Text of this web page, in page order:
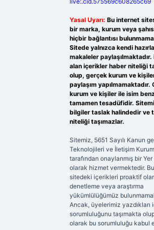
Yasal Uyarı: Bu internet
bir marka, kurum veya
hiçbir bağlantısı
Sitede yalnızca kendi
makaleler
alan içerikler haber niteliği
olup, gerçek kurum ve
paylaşım yapılmamaktadır.
kurum ve kişiler ile isim
tamamen tesadüfidir.
bilgiler taslak halindedir ve
niteliği taşımazlar.
Sitemiz, 5651 Sayılı Kanun
Teknolojileri ve İletişim
tarafından onaylanmış bir Yer
olarak hizmet vermektedir.
sitedeki içerikleri proaktif
denetleme veya araştırma
yükümlülüğümüz
Ancak, üyelerimiz yazdıkları
sorumluluğunu taşımakta
olarak bu sorumluluğu kabul